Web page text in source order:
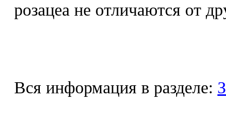
розацеа не отличаются от
Вся информация в разделе: